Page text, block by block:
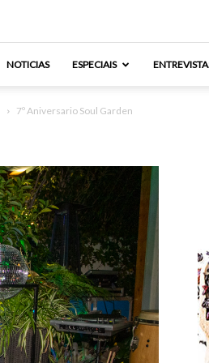
NOTICIAS ESPECIAIS
7º Aniversario Soul Garden